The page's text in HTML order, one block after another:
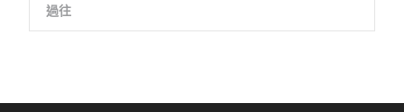
過往